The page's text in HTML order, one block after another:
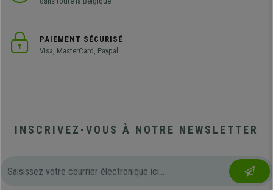
PAIEMENT SÉCURISÉ
Visa, MasterCard, Paypal
INSCRIVEZ-VOUS À NOTRE NEWSLETTER